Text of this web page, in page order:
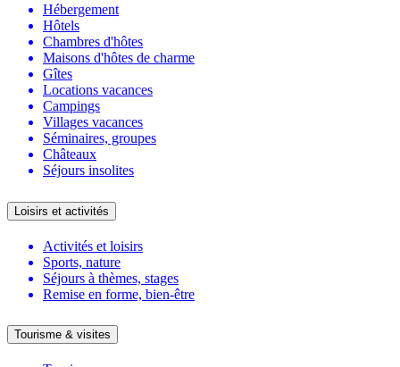
Hébergement
Hôtels
Chambres d'hôtes
Maisons d'hôtes de charme
Gîtes
Locations vacances
Campings
Villages vacances
Séminaires, groupes
Châteaux
Séjours insolites
Loisirs et activités
Activités et loisirs
Sports, nature
Séjours à thèmes, stages
Remise en forme, bien-être
Tourisme & visites